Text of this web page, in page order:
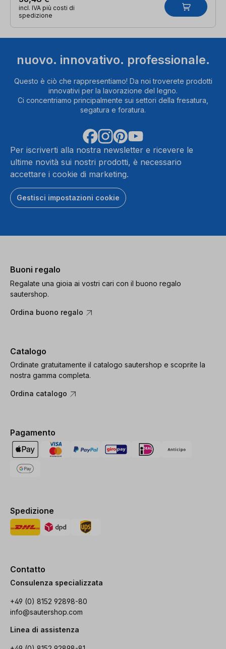
incl. IVA più costi di
spedizione
nuovo. innovativo. professionale.
Questo è ciò che rappresentiamo! Da noi troverete prodotti
innovativi per la lavorazione del legno.
Ci concentriamo principalmente sui settori della fresatura,
segatura e foratura.
Per iscriverti alla nostra newsletter e ricevere le
ultime novità sui nostri prodotti, è necessario
accettare i cookie di marketing.
Gestisci impostazioni cookie
Buoni regalo
Regalate una gioia ai vostri cari con il buono regalo
sautershop.
Ordina buono regalo
Catalogo
Ordinate gratuitamente il catalogo sautershop e scoprite la
nostra gamma completa.
Ordina catalogo
Pagamento
Spedizione
Contatto
Consulenza specializzata
+49 (0) 8152 92898-80
info@sautershop.com
Linea di assistenza